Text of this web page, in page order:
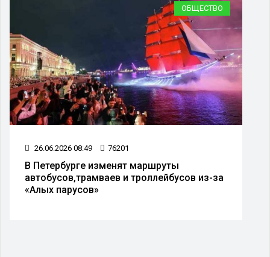
ОБЩЕСТВО
26.06.2026 08:49 76201
В Петербурге изменят маршруты
автобусов,трамваев и троллейбусов из-за
«Алых парусов»